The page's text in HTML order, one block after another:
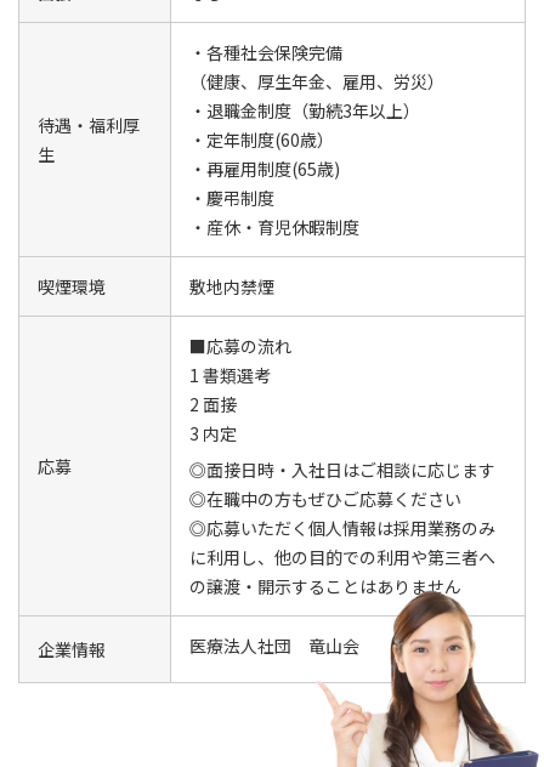
待遇・福利厚
生
・各種社会保険完備
（健康、厚生年金、雇用、労災）
・退職金制度（勤続3年以上）
・定年制度(60歳）
・再雇用制度(65歳)
・慶弔制度
・産休・育児休暇制度
喫煙環境 敷地内禁煙
応募
■応募の流れ
1 書類選考
2 面接
3 内定
◎面接日時・入社日はご相談に応じます
◎在職中の方もぜひご応募ください
◎応募いただく個人情報は採用業務のみ
に利用し、他の目的での利用や第三者へ
の譲渡・開示することはありません
企業情報 医療法人社団 竜山会